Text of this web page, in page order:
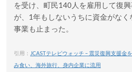
を受け、町民140人を雇用して復
が、1年もしないうちに資金がな
事業も止まった。
引用： JCASTテレビウォッチ – 震災復興支援金
み食い、海外旅行、身内企業に流用